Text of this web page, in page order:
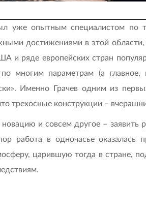
уже опытным специалистом по
достижениями в этой
и ряде европейских стран
многим параметрам (а главное,
Именно Грачев одним из
трехосные конструкции –
и совсем другое – заявить
работа в одночасье оказалась
царившую тогда в стране,